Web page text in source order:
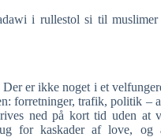
i rullestol si til
er ikke noget i et
forretninger, trafik, politik –
ned på kort tid uden at
for kaskader af love,